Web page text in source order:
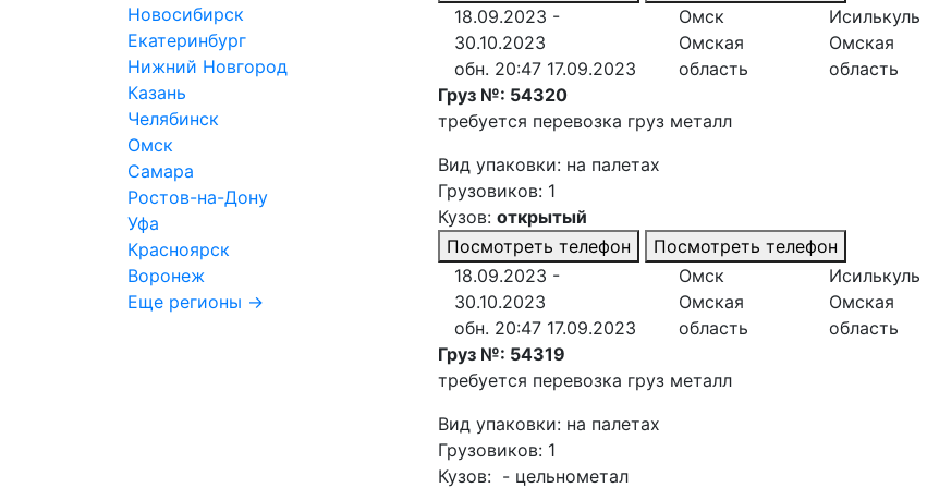
Новосибирск
Екатеринбург
Нижний Новгород
Казань
Челябинск
Омск
Самара
Ростов-на-Дону
Уфа
Красноярск
Воронеж
Еще регионы →
18.09.2023 -
30.10.2023
обн. 20:47 17.09.2023
Омск
Омская
область
Исилькуль
Омская
область
Груз №: 54320
требуется перевозка груз металл
Вид упаковки: на палетах
Грузовиков: 1
Кузов: открытый
Посмотреть телефон
Посмотреть телефон
18.09.2023 -
30.10.2023
обн. 20:47 17.09.2023
Омск
Омская
область
Исилькуль
Омская
область
Груз №: 54319
требуется перевозка груз металл
Вид упаковки: на палетах
Грузовиков: 1
Кузов: - цельнометал